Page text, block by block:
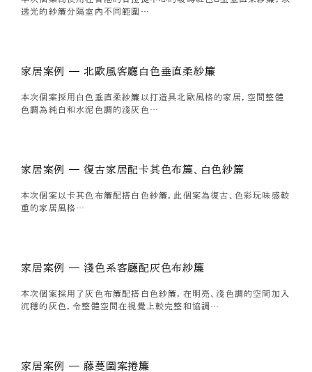
透光的紗簾分隔室內不同範圍…
家居案例 — 北歐風客廳白色垂直柔紗簾
本次個案採用白色垂直柔紗簾以打造具北歐風格的家居，空間整體
色調為純白和水泥色調的淺灰色…
家居案例 — 復古家居配卡其色布簾、白色紗簾
本次個案以卡其色布簾配搭白色紗簾，此個案為復古、色彩玩味感較
重的家居風格…
家居案例 — 淺色系客廳配灰色布紗簾
本次個案採用了灰色布簾配搭白色紗簾，在明亮、淺色調的空間加入
沉穩的灰色，令整體空間在視覺上較完整和協調…
家居案例 — 藤蔓圖案捲簾